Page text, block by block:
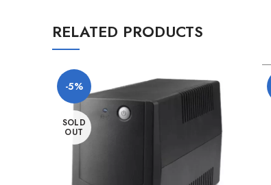
RELATED PRODUCTS
-5%
SOLD
OUT